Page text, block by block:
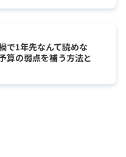
で1年先なんて読めな
算の弱点を補う方法と